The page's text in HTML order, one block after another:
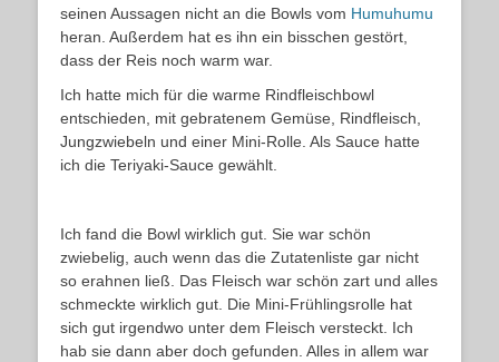
seinen Aussagen nicht an die Bowls vom Humuhumu
heran. Außerdem hat es ihn ein bisschen gestört,
dass der Reis noch warm war.
Ich hatte mich für die warme Rindfleischbowl
entschieden, mit gebratenem Gemüse, Rindfleisch,
Jungzwiebeln und einer Mini-Rolle. Als Sauce hatte
ich die Teriyaki-Sauce gewählt.
Ich fand die Bowl wirklich gut. Sie war schön
zwiebelig, auch wenn das die Zutatenliste gar nicht
so erahnen ließ. Das Fleisch war schön zart und alles
schmeckte wirklich gut. Die Mini-Frühlingsrolle hat
sich gut irgendwo unter dem Fleisch versteckt. Ich
hab sie dann aber doch gefunden. Alles in allem war